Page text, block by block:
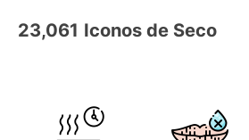
23,061 Iconos de Seco